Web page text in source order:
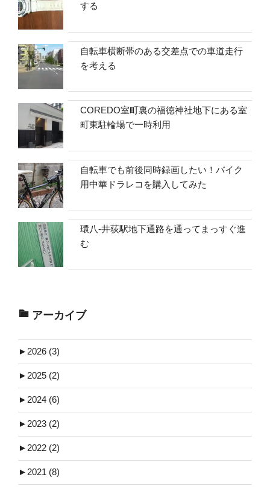
する
自転車横断帯のある交差点での車道走行
を考える
COREDO室町裏の福徳神社地下にある室
町東駐輪場で一時利用
自転車でも前後同時録画したい！バイク
用中華ドラレコを購入してみた
環八-井荻駅地下通路を通ってまっすぐ進
む
アーカイブ
► 2026 (3)
► 2025 (2)
► 2024 (6)
► 2023 (2)
► 2022 (2)
► 2021 (8)